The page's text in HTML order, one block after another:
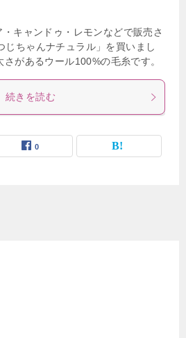
キャンドゥ・レモンなどで販売さ
じちゃんナチュラル」を買いまし
があるウール100%の毛糸です。
続きを読む
0